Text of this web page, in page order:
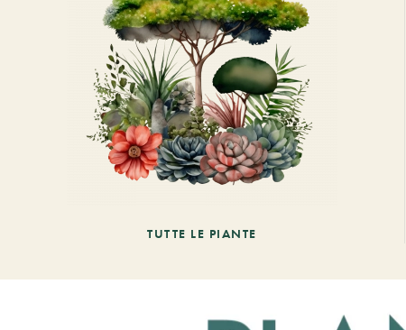
TUTTE LE PIANTE